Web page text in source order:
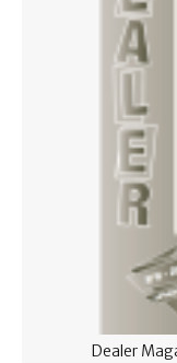
Dealer